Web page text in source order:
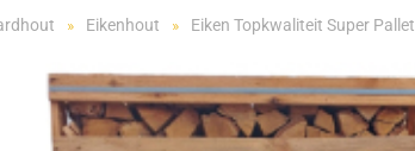
Eikenhout Eiken Topkwaliteit Super Pallet